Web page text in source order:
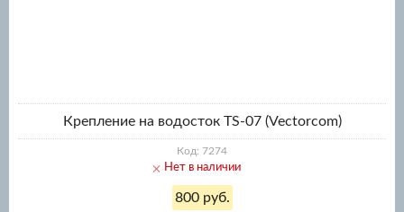
Крепление на водосток TS-07 (Vectorcom)
Код: 7274
Нет в наличии
800 руб.